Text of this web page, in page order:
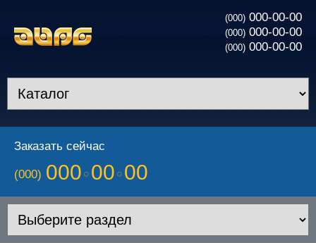
(000) 000-00-00
(000) 000-00-00
(000) 000-00-00
Заказать сейчас
(000) 000 00 00